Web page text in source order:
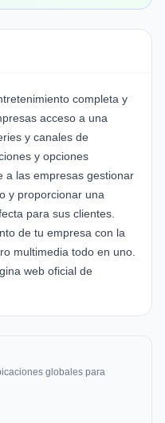
completa y
acceso a una
y canales de
y opciones
a las empresas gestionar
y proporcionar una
para sus clientes.
de tu empresa con la
multimedia todo en uno.
web oficial de
globales para